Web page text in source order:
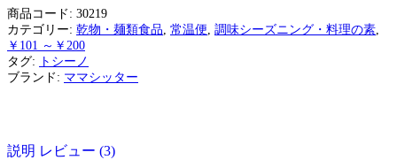
商品コード: 30219
カテゴリー: 乾物・麺類食品, 常温便, 調味シーズニング・料理の素,
￥101 ～￥200
タグ:
トシーノ
ブランド: ママシッター
説明 レビュー (3)